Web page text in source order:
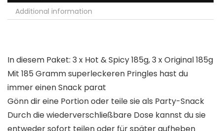
Additional information
In diesem Paket: 3 x Hot & Spicy 185g, 3 x Original 185g
Mit 185 Gramm superleckeren Pringles hast du
immer einen Snack parat
Gönn dir eine Portion oder teile sie als Party-Snack
Durch die wiederverschließbare Dose kannst du sie